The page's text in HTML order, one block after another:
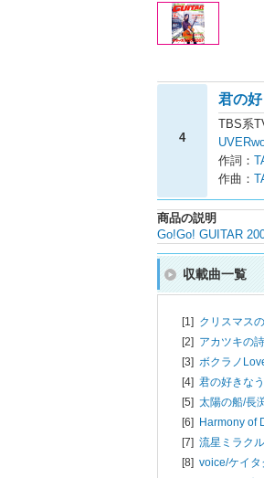
4
君の
TBS系
作詞：
作曲：
商品の説明
Go!Go! GUITAR
収載曲一覧
[1] クリスマス
[2] アカツキの
[3] ボクラノ
[4] 君の好きな
[5] 太陽の船/長
[6] Harmony of
[7] 流星ミラク
[8] voice/ケイタ